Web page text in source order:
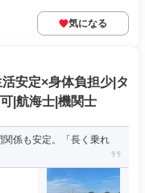
気になる
安定×身体負担少|タ
|航海士|機関士
係も安定。「長く乗れ